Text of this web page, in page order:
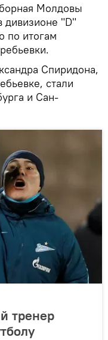
Молдовы
дивизионе "D"
по итогам
Спиридона,
стали
и Сан-
тренер